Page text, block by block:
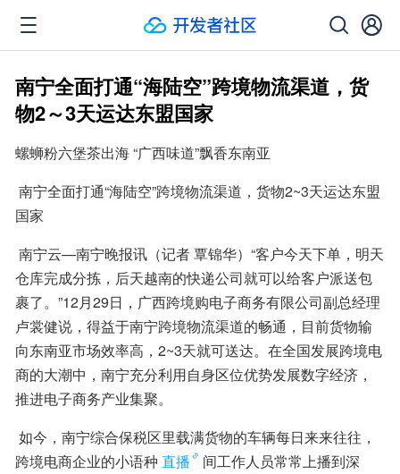
南宁全面打通“海陆空”跨境物流渠道，货
物2～3天运达东盟国家
螺蛳粉六堡茶出海 “广西味道”飘香东南亚
国家
仓库完成分拣，后天越南的快递公司就可以给客户派送包
裹了。”12月29日，广西跨境购电子商务有限公司副总经理
卢裳健说，得益于南宁跨境物流渠道的畅通，目前货物输
向东南亚市场效率高，2~3天就可送达。在全国发展跨境电
商的大潮中，南宁充分利用自身区位优势发展数字经济，
推进电子商务产业集聚。
跨境电商企业的小语种 直播
间工作人员常常上播到深